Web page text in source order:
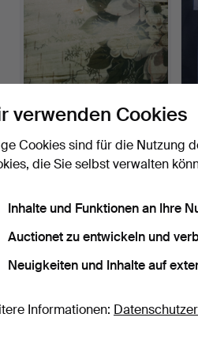
MYRIAM NEGRE. "Silla
#41".
6 Std 50 Min
209 USD
2
verwenden Cookies
Cookies sind für die Nutzung
die Sie selbst verwalten
Inhalte und Funktionen an Ihre
Auctionet zu entwickeln und
Neuigkeiten und Inhalte auf
Informationen: